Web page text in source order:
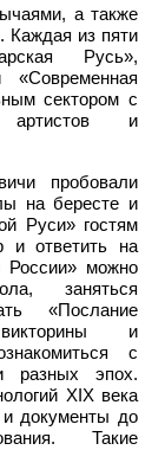
а также
Каждая из пяти
Русь»,
сектором с
артистов и
пробовали
на бересте и
Руси» гостям
и ответить на
России» можно
заняться
«Послание
и
с
разных эпох.
XIX века
и документы до
Такие